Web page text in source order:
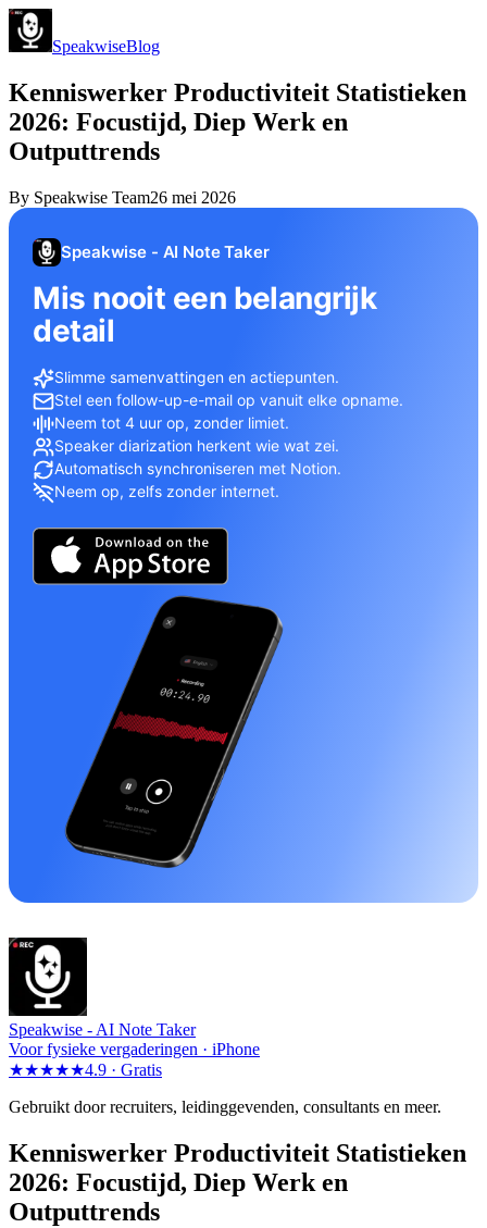
SpeakwiseBlog
Kenniswerker Productiviteit Statistieken
2026: Focustijd, Diep Werk en
Outputtrends
By Speakwise Team26 mei 2026
Speakwise - AI Note Taker
Mis nooit een belangrijk
detail
Slimme samenvattingen en actiepunten.
Stel een follow-up-e-mail op vanuit elke opname.
Neem tot 4 uur op, zonder limiet.
Speaker diarization herkent wie wat zei.
Automatisch synchroniseren met Notion.
Neem op, zelfs zonder internet.
Speakwise - AI Note Taker
Voor fysieke vergaderingen · iPhone
★★★★★4.9 · Gratis
Gebruikt door recruiters, leidinggevenden, consultants en meer.
Kenniswerker Productiviteit Statistieken
2026: Focustijd, Diep Werk en
Outputtrends